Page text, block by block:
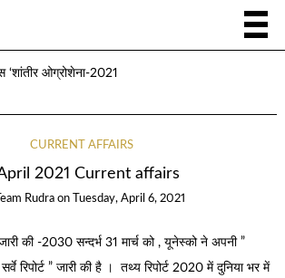
‘शांतीर ओग्रोशेना-2021
CURRENT AFFAIRS
2021 Current affairs
Team Rudra on Tuesday, April 6, 2021
जारी की -2030 सन्दर्भ 31 मार्च को , यूनेस्को ने अपनी ”
रिपोर्ट ” जारी की है । तथ्य रिपोर्ट 2020 में दुनिया भर में